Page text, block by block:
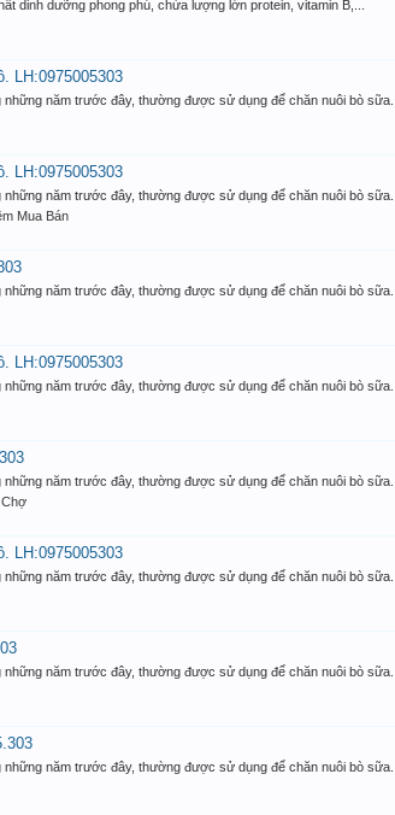
dinh dưỡng phong phú, chứa lượng lớn protein, vitamin B,...
LH:0975005303
năm trước đây, thường được sử dụng để chăn nuôi bò sữa...
LH:0975005303
năm trước đây, thường được sử dụng để chăn nuôi bò sữa...
Mua Bán
năm trước đây, thường được sử dụng để chăn nuôi bò sữa...
LH:0975005303
năm trước đây, thường được sử dụng để chăn nuôi bò sữa...
năm trước đây, thường được sử dụng để chăn nuôi bò sữa...
LH:0975005303
năm trước đây, thường được sử dụng để chăn nuôi bò sữa...
năm trước đây, thường được sử dụng để chăn nuôi bò sữa...
năm trước đây, thường được sử dụng để chăn nuôi bò sữa...